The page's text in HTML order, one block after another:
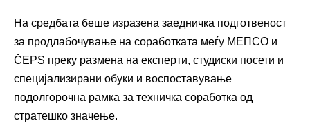
На средбата беше изразена заедничка подготвеност
за продлабочување на соработката меѓу МЕПСО и
ČEPS преку размена на експерти, студиски посети и
специјализирани обуки и воспоставување
подолгорочна рамка за техничка соработка од
стратешко значење.